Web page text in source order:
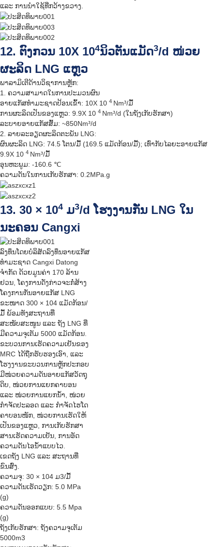
ແລະ ການນຳໃຊ້ທີ່ກວ້າງຂວາງ.
12. ຕົງກວນ 10X 104ນິວຕັນແມັດ3/d ໜ່ວຍ
ຜະລິດ LNG ແຫຼວ
ພາລາມິເຕີດ້ານວິຊາການຫຼັກ:
1. ຄວາມສາມາດໃນການປະມວນຜົນ
ອາຍແກັສທຳມະຊາດປ້ອນເຂົ້າ: 10X 10 4 Nm³/ມື້
ການຜະລິດເປັນຂອງແຫຼວ: 9.9X 10 4 Nm³/d (ໃນຖັງເກັບຮັກສາ)
ລະບາຍອາຍແກັສສົ້ມ: ~850Nm³/d
2. ລາຍລະອຽດຜະລິດຕະພັນ LNG:
ຜົນຜະລິດ LNG: 74.5 ໂຕນ/ມື້ (169.5 ແມັດກ້ອນ/ມື້); ເທົ່າກັບໄລຍະອາຍແກັສ
9.9X 10 4 Nm³/ມື້
ອຸນຫະພູມ: -160.6 ℃
ຄວາມດັນໃນການເກັບຮັກສາ: 0.2MPa.g
13. 30 × 104 ມ3/d ໂຮງງານກັ່ນ LNG ໃນ
ນະຄອນ Cangxi
ລົງທຶນໂດຍບໍລິສັດລົງທຶນອາຍແກັສ
ທຳມະຊາດ Cangxi Datong
ຈຳກັດ ດ້ວຍມູນຄ່າ 170 ລ້ານ
ຢວນ, ໂຄງການດັ່ງກ່າວຈະກໍ່ສ້າງ
ໂຄງການກັ່ນອາຍແກັສ LNG
ຂະໜາດ 300 × 104 ແມັດກ້ອນ/
ມື້ ພ້ອມທັງສະຖານທີ່
ສະໜັບສະໜູນ ແລະ ຖັງ LNG ທີ່
ມີຄວາມຈຸເຕັມ 5000 ແມັດກ້ອນ.
ຂະບວນການເຮັດຄວາມເຢັນຂອງ
MRC ໄດ້ຖືກຮັບຮອງເອົາ, ແລະ
ໂຮງງານຂະບວນການຫຼັກປະກອບ
ມີໜ່ວຍຄວາມດັນອາຍແກັສວັດຖຸ
ດິບ, ໜ່ວຍການແຍກຄາບອນ
ແລະ ໜ່ວຍການແຍກນ້ຳ, ໜ່ວຍ
ກຳຈັດປະລອດ ແລະ ກຳຈັດໄຮໂດ
ຄາບອນໜັກ, ໜ່ວຍການເຮັດໃຫ້
ເປັນຂອງແຫຼວ, ການເກັບຮັກສາ
ສານເຮັດຄວາມເຢັນ, ການອັດ
ຄວາມດັນໄອນ້ຳແບບໄວ.
ເຂດຖັງ LNG ແລະ ສະຖານທີ່
ຂົນສົ່ງ.
ຄວາມຈຸ: 30 × 104 ມ3/ມື້
ຄວາມດັນເຮັດວຽກ: 5.0 MPa
(g)
ຄວາມດັນອອກແບບ: 5.5 Mpa
(g)
ຖັງເກັບຮັກສາ: ຖັງຄວາມຈຸເຕັມ
5000m3